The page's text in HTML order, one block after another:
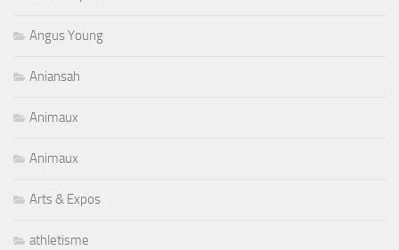
Angus Young
Aniansah
Animaux
Animaux
Arts & Expos
athletisme